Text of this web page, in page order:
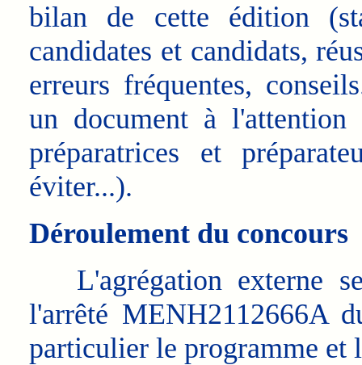
bilan de cette édition
candidates et candidats,
erreurs fréquentes,
un document à l'attention
préparatrices et
éviter...).
Déroulement du concours
L'agrégation externe
l'arrêté MENH2112666A
particulier le programme et